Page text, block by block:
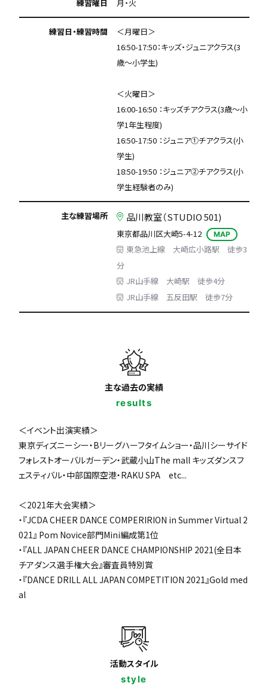
練習曜日 月・火
練習日・練習時間
＜月曜日＞
16:50-17:50：キッズ・ジュニアクラス(3
歳〜小学生)
＜火曜日＞
16:00-16:50 ：キッズチアクラス(3歳〜小
学1年生程度)
16:50-17:50 ：ジュニア①チアクラス(小
学生)
18:50-19:50 ：ジュニア②チアクラス(小
学生経験者のみ)
主な練習場所 品川教室（STUDIO 501)
東京都品川区大崎5-4-12 MAP
東急池上線 大崎広小路駅 徒歩3
分
JR山手線 大崎駅 徒歩4分
JR山手線 五反田駅 徒歩7分
主な過去の実績
results
＜イベント出演実績＞
東京ディズニーシー・Bリーグハーフタイムショー・品川シーサイド
フォレストオーバルガーデン・武蔵小山The mall キッズダンスフ
ェスティバル・中部国際空港・RAKU SPA etc...
＜2021年大会実績＞
・『JCDA CHEER DANCE COMPERIRION in Summer Virtual 2
021』 Pom Novice部門Mini編成第1位
・『ALL JAPAN CHEER DANCE CHAMPIONSHIP 2021(全日本
チアダンス選手権大会』審査員特別賞
・『DANCE DRILL ALL JAPAN COMPETITION 2021』Gold med
al
活動スタイル
style